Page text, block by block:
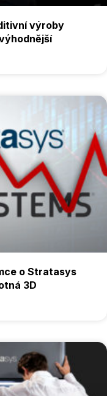
výroby
o Stratasys
3D